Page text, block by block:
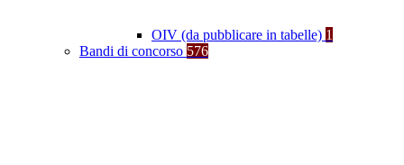
OIV (da pubblicare in tabelle) 1
Bandi di concorso 576